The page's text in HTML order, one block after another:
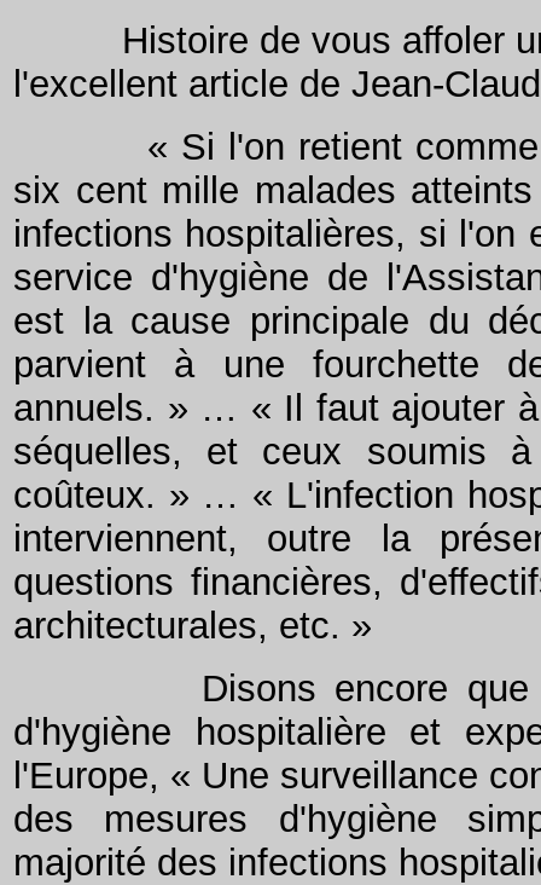
Histoire de vous affoler un
l'excellent article de Jean-
« Si l'on retient comme
six cent mille malades
infections hospitalières, si l'on
service d'hygiène de
est la cause principale du
parvient à une fourchette
annuels. » … « Il faut ajouter
séquelles, et ceux soumis
coûteux. » … « L'infection
interviennent, outre la
questions financières,
architecturales, etc. »
Disons encore que
d'hygiène hospitalière et
l'Europe, « Une surveillance
des mesures d'hygiène
majorité des infections